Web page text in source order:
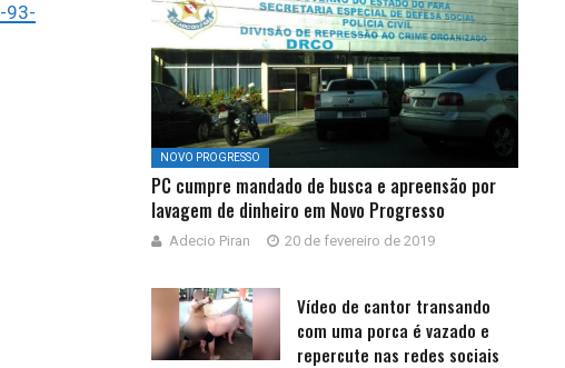
-93-
NOVO PROGRESSO
PC cumpre mandado de busca e apreensão por
lavagem de dinheiro em Novo Progresso
Adecio Piran 20 de fevereiro de 2019
Vídeo de cantor transando
com uma porca é vazado e
repercute nas redes sociais